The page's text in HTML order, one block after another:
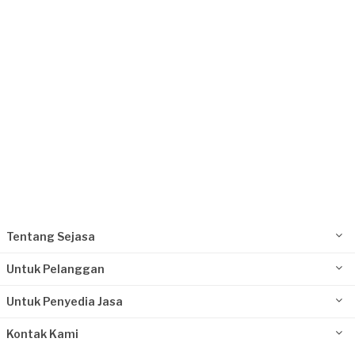
Tentang Sejasa
Untuk Pelanggan
Untuk Penyedia Jasa
Kontak Kami